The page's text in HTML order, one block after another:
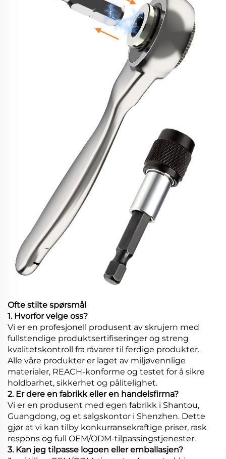
Ofte stilte spørsmål
1. Hvorfor velge oss?
Vi er en profesjonell produsent av skrujern med
fullstendige produktsertifiseringer og streng
kvalitetskontroll fra råvarer til ferdige produkter.
Alle våre produkter er laget av miljøvennlige
materialer, REACH-konforme og testet for å sikre
holdbarhet, sikkerhet og pålitelighet.
2. Er dere en fabrikk eller en handelsfirma?
Vi er en produsent med egen fabrikk i Shantou,
Guangdong, og et salgskontor i Shenzhen. Dette
gjør at vi kan tilby konkurransekraftige priser, rask
respons og full OEM/ODM-tilpassingstjenester.
3. Kan jeg tilpasse logoen eller emballasjen?